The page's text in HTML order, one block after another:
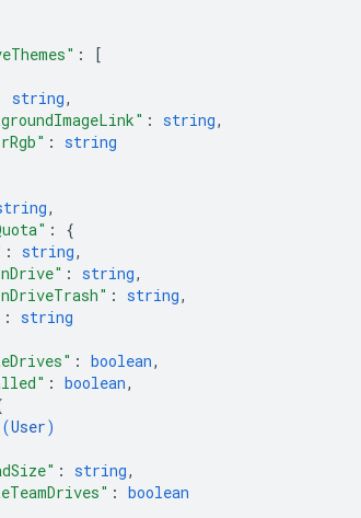
:
[
string,
: string,
: string
,
: {
: string,
: string,
: string,
: string
: boolean,
: boolean,
User)
: string,
: boolean